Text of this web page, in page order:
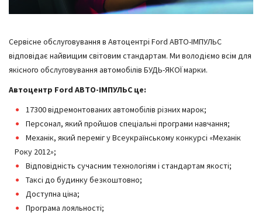
Сервісне обслуговування в Автоцентрі Ford АВТО-ІМПУЛЬС
відповідає найвищим світовим стандартам. Ми володіємо всім для
якісного обслуговування автомобілів БУДЬ-ЯКОЇ марки.
Автоцентр Ford АВТО-ІМПУЛЬС це:
17300 відремонтованих автомобілів різних марок;
Персонал, який пройшов спеціальні програми навчання;
Механік, який переміг у Всеукраїнському конкурсі «Механік
Року 2012»;
Відповідність сучасним технологіям і стандартам якості;
Таксі до будинку безкоштовно;
Доступна ціна;
Програма лояльності;